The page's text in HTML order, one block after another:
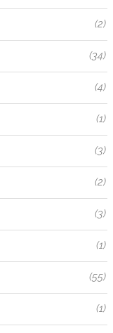
(2)
(34)
(4)
(1)
(3)
(2)
(3)
(1)
(55)
(1)